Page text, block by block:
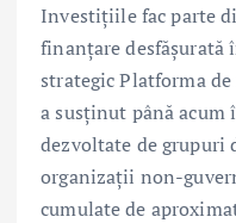
Investițiile fac parte
finanțare desfășurată
strategic Platforma
a susținut până
dezvoltate de grupuri
organizații non-
cumulate de